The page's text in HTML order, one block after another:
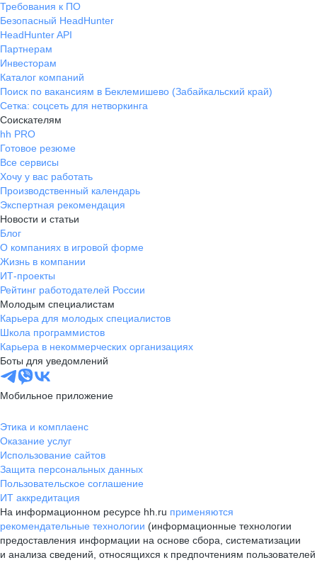
Требования к ПО
Безопасный HeadHunter
HeadHunter API
Партнерам
Инвесторам
Каталог компаний
Поиск по вакансиям в Беклемишево (Забайкальский край)
Сетка: соцсеть для нетворкинга
Соискателям
hh PRO
Готовое резюме
Все сервисы
Хочу у вас работать
Производственный календарь
Экспертная рекомендация
Новости и статьи
Блог
О компаниях в игровой форме
Жизнь в компании
ИТ-проекты
Рейтинг работодателей России
Молодым специалистам
Карьера для молодых специалистов
Школа программистов
Карьера в некоммерческих организациях
Боты для уведомлений
Мобильное приложение
Этика и комплаенс
Оказание услуг
Использование сайтов
Защита персональных данных
Пользовательское соглашение
ИТ аккредитация
На информационном ресурсе hh.ru применяются
рекомендательные технологии (информационные технологии
предоставления информации на основе сбора, систематизации
и анализа сведений, относящихся к предпочтениям пользователей